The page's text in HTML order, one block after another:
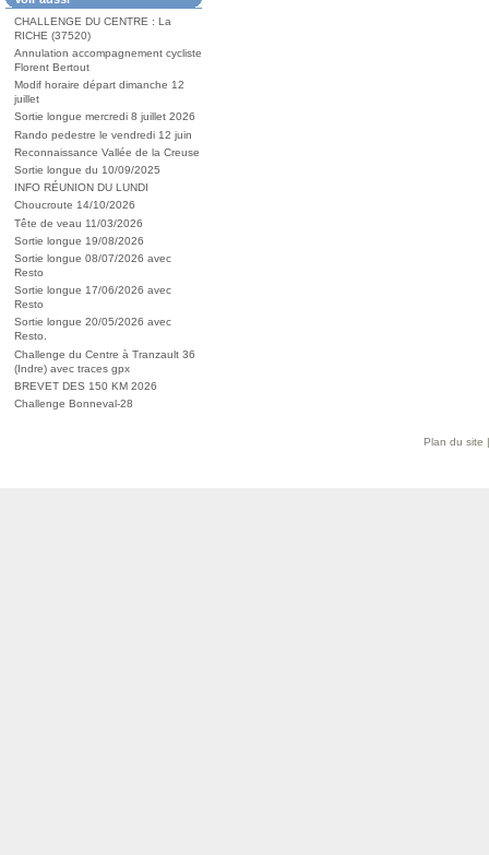
CHALLENGE DU CENTRE : La
RICHE (37520)
Annulation accompagnement cycliste
Florent Bertout
Modif horaire départ dimanche 12
juillet
Sortie longue mercredi 8 juillet 2026
Rando pedestre le vendredi 12 juin
Reconnaissance Vallée de la Creuse
Sortie longue du 10/09/2025
INFO RÉUNION DU LUNDI
Choucroute 14/10/2026
Tête de veau 11/03/2026
Sortie longue 19/08/2026
Sortie longue 08/07/2026 avec
Resto
Sortie longue 17/06/2026 avec
Resto
Sortie longue 20/05/2026 avec
Resto.
Challenge du Centre à Tranzault 36
(Indre) avec traces gpx
BREVET DES 150 KM 2026
Challenge Bonneval-28
Plan du site